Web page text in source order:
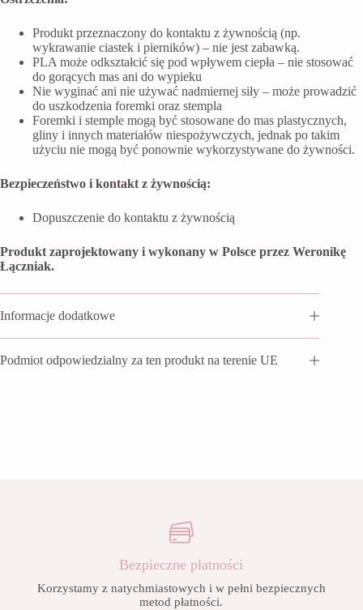
Produkt przeznaczony do kontaktu z żywnością (np.
wykrawanie ciastek i pierników) – nie jest zabawką.
PLA może odkształcić się pod wpływem ciepła – nie stosować
do gorących mas ani do wypieku
Nie wyginać ani nie używać nadmiernej siły – może prowadzić
do uszkodzenia foremki oraz stempla
Foremki i stemple mogą być stosowane do mas plastycznych,
gliny i innych materiałów niespożywczych, jednak po takim
użyciu nie mogą być ponownie wykorzystywane do żywności.
Bezpieczeństwo i kontakt z żywnością:
Dopuszczenie do kontaktu z żywnością
Produkt zaprojektowany i wykonany w Polsce przez Weronikę
Łączniak.
Informacje dodatkowe
Podmiot odpowiedzialny za ten produkt na terenie UE
Bezpieczne płatności
Korzystamy z natychmiastowych i w pełni bezpiecznych
metod płatności.